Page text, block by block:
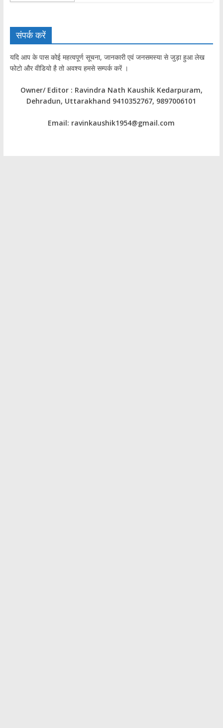
संपर्क करें
यदि आप के पास कोई महत्वपूर्ण सूचना, जानकारी एवं जनसमस्या से जुड़ा हुआ लेख
फोटो और वीडियो है तो अवश्य हमसे सम्पर्क करें ।
Owner/ Editor : Ravindra Nath Kaushik Kedarpuram,
Dehradun, Uttarakhand 9410352767, 9897006101
Email: ravinkaushik1954@gmail.com